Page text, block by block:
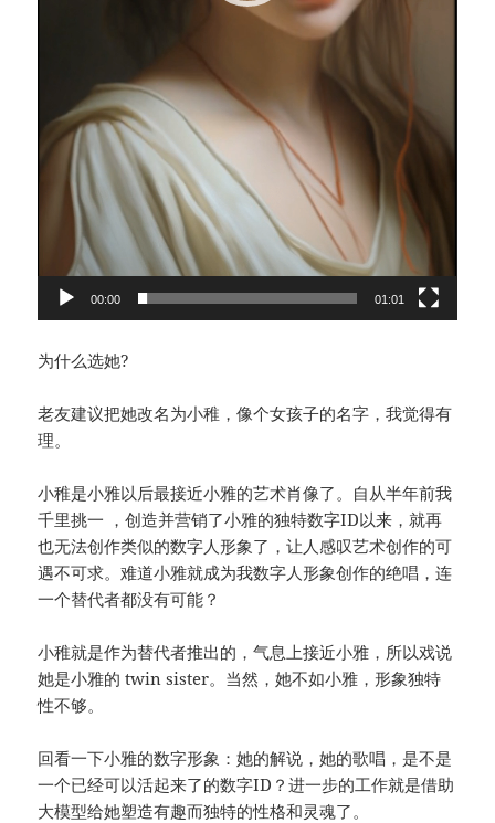
00:00 01:01
为什么选她?
老友建议把她改名为小稚，像个女孩子的名字，我觉得有
理。
小稚是小雅以后最接近小雅的艺术肖像了。自从半年前我
千里挑一 ，创造并营销了小雅的独特数字ID以来，就再
也无法创作类似的数字人形象了，让人感叹艺术创作的可
遇不可求。难道小雅就成为我数字人形象创作的绝唱，连
一个替代者都没有可能？
小稚就是作为替代者推出的，气息上接近小雅，所以戏说
她是小雅的 twin sister。当然，她不如小雅，形象独特
性不够。
回看一下小雅的数字形象：她的解说，她的歌唱，是不是
一个已经可以活起来了的数字ID？进一步的工作就是借助
大模型给她塑造有趣而独特的性格和灵魂了。